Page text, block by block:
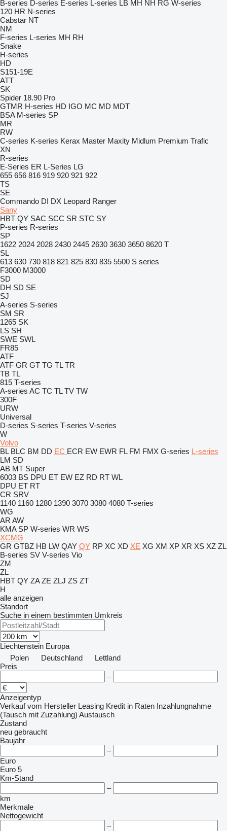
B-series D-series E-series L-series LB MH NH RG W-series
120 HR N-series
Cabstar NT
NM
F-series L-series MH RH
Snake
H-series
HD
S151-19E
ATT
SK
Spider 18.90 Pro
GTMR H-series HD IGO MC MD MDT
BSA M-series SP
MR
RW
C-series K-series Kerax Master Maxity Midlum Premium Trafic
XN
R-series
E-Series ER L-Series LG
655 656 816 919 920 921 922
TS
SE
Commando DI DX Leopard Ranger
Sany
HBT QY SAC SCC SR STC SY
P-series R-series
SP
1622 2024 2028 2430 2445 2630 3630 3650 8620 T
SL
613 630 730 818 821 825 830 835 5500 S series
F3000 M3000
SD
DH SD SE
SJ
A-series S-series
SM SR
1265 SK
LS SH
SWE SWL
FR85
ATF
ATF GR GT TG TL TR
TB TL
815 T-series
A-series AC TC TL TV TW
300F
URW
Universal
D-series S-series T-series V-series
W
Volvo
BL BLC BM DD EC ECR EW EWR FL FM FMX G-series L-series
LM SD
AB MT Super
6003 BS DPU ET EW EZ RD RT WL
DPU ET RT
CR SRV
1140 1160 1280 1390 3070 3080 4080 T-series
WG
AR AW
KMA SP W-series WR WS
XCMG
GR GTBZ HB LW QAY QY RP XC XD XE XG XM XP XR XS XZ ZL
B-series SV V-series Vio
ZM
ZL
HBT QY ZA ZE ZLJ ZS ZT
H
alle anzeigen
Standort
Suche in einem bestimmten Umkreis
Liechtenstein Europa
Polen
Deutschland
Lettland
Preis
–
Anzeigentyp
Verkauf vom Hersteller Leasing Kredit in Raten Inzahlungnahme
(Tausch mit Zuzahlung) Austausch
Zustand
neu gebraucht
Baujahr
–
Euro
Euro 5
Km-Stand
–
km
Merkmale
Nettogewicht
–